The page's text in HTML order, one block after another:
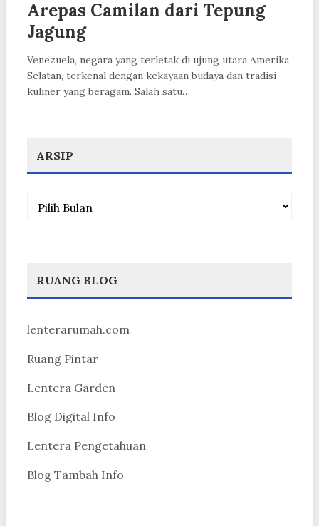
Arepas Camilan dari Tepung
Jagung
Venezuela, negara yang terletak di ujung utara Amerika
Selatan, terkenal dengan kekayaan budaya dan tradisi
kuliner yang beragam. Salah satu…
ARSIP
Arsip
RUANG BLOG
lenterarumah.com
Ruang Pintar
Lentera Garden
Blog Digital Info
Lentera Pengetahuan
Blog Tambah Info